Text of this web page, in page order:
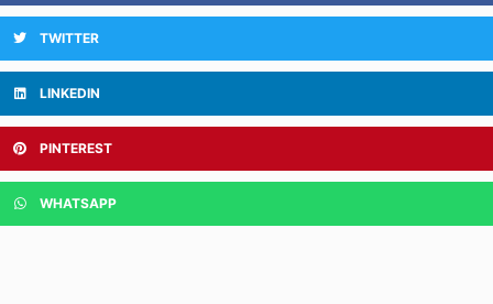
TWITTER
LINKEDIN
PINTEREST
WHATSAPP